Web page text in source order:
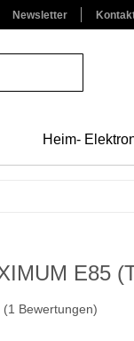
Newsletter
Heim-
E85
(1 Bewertungen)